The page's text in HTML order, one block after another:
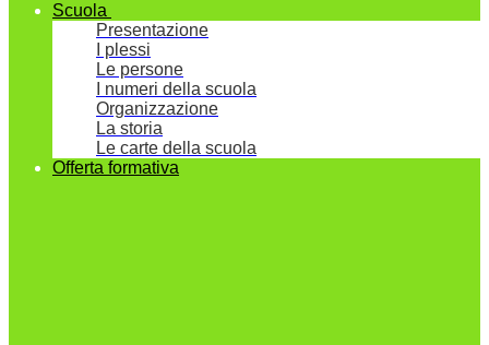
Scuola
Presentazione
I plessi
Le persone
I numeri della scuola
Organizzazione
La storia
Le carte della scuola
Offerta formativa